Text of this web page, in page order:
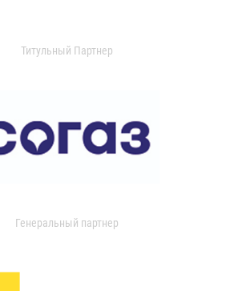
Титульный Партнер
Генеральный партнер